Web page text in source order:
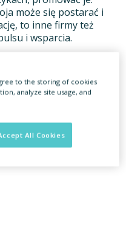
może się postarać i
to inne firmy też
i wsparcia.
się
kandydata. Jak
to the storing of cookies
analyze site usage, and
All Cookies